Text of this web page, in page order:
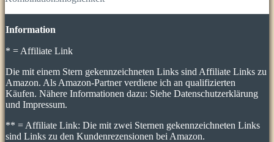
Information
* = Affiliate Link
Die mit einem Stern gekennzeichneten Links sind Affiliate Links zu
Amazon. Als Amazon-Partner verdiene ich an qualifizierten
Käufen. Nähere Informationen dazu: Siehe Datenschutzerklärung
und Impressum.
** = Affiliate Link: Die mit zwei Sternen gekennzeichneten Links
sind Links zu den Kundenrezensionen bei Amazon.